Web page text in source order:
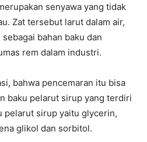
senyawa yang tidak
Zat tersebut larut dalam air,
bahan baku dan
rem dalam industri.
bahwa pencemaran itu bisa
baku pelarut sirup yang terdiri
pelarut sirup yaitu glycerin,
glikol dan sorbitol.